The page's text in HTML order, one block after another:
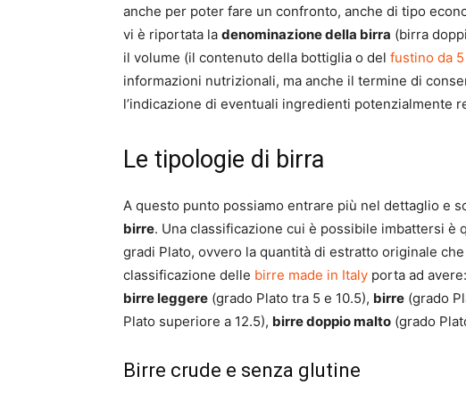
anche per poter fare un confronto, anche di tipo
vi è riportata la denominazione della birra (birra
il volume (il contenuto della bottiglia o del fustino da
informazioni nutrizionali, ma anche il termine di
l’indicazione di eventuali ingredienti potenzialmente
Le tipologie di birra
A questo punto possiamo entrare più nel dettaglio e
birre. Una classificazione cui è possibile imbattersi è
gradi Plato, ovvero la quantità di estratto originale
classificazione delle birre made in Italy porta ad avere:
birre leggere (grado Plato tra 5 e 10.5), birre (grado
Plato superiore a 12.5), birre doppio malto (grado
Birre crude e senza glutine